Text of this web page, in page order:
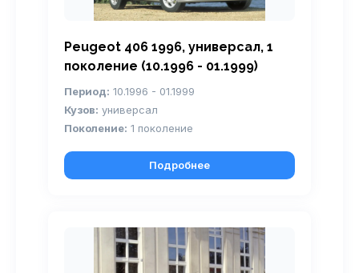
Peugeot 406 1996, универсал, 1
поколение (10.1996 - 01.1999)
Период: 10.1996 - 01.1999
Кузов: универсал
Поколение: 1 поколение
Подробнее